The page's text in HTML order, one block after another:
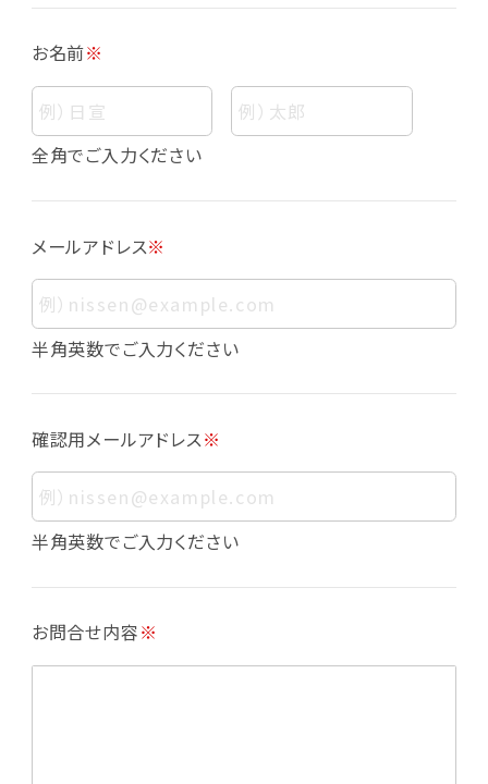
個人情報
個人情報とは、お客様個人に関する情報であっ
て、当該情報を構成する氏名、住所、電話番号、
す。また、その情報のみでは識別できない場合で
も、他の情報と容易に照合することで、結果的に
お客様個人を識別できるものも個人情報に含ま
れます。
個人情報の利用目的について
下の通りであり、これらの目的達成の範囲を超
えてお客様の個人情報を利用することはありま
せん。
・会員登録者の個人認証
・会員ポイントプログラムの運営
・メールマガジンの配信
・本サービスに関する規約等の変更の通知
お名前※
全角でご入力ください
メールアドレス※
半角英数でご入力ください
確認用メールアドレス※
半角英数でご入力ください
お問合せ内容※